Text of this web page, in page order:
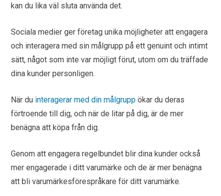
kan du lika väl sluta använda det.
Sociala medier ger företag unika möjligheter att engagera
och interagera med sin målgrupp på ett genuint och intimt
sätt, något som inte var möjligt förut, utom om du träffade
dina kunder personligen.
När du interagerar med din målgrupp ökar du deras
förtroende till dig, och när de litar på dig, är de mer
benägna att köpa från dig.
Genom att engagera regelbundet blir dina kunder också
mer engagerade i ditt varumärke och de är mer benägna
att bli varumärkesförespråkare för ditt varumärke.